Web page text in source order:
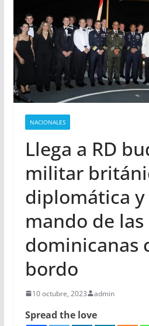
NACIONALES
Llega a RD
militar
diplomática
mando de las
dominicanas
bordo
10 octubre, 2023 admin
Spread the love